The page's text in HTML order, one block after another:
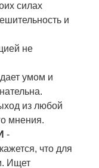
силах
и
не
умом и
из любой
мнения.
-
что для
Ищет